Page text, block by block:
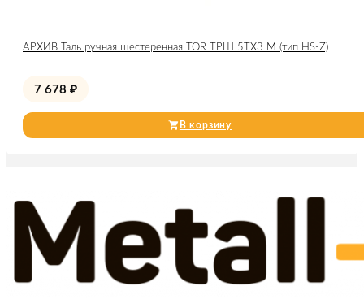
АРХИВ Таль ручная шестеренная TOR ТРШ 5ТХ3 М (тип HS-Z)
7 678 ₽
В корзину